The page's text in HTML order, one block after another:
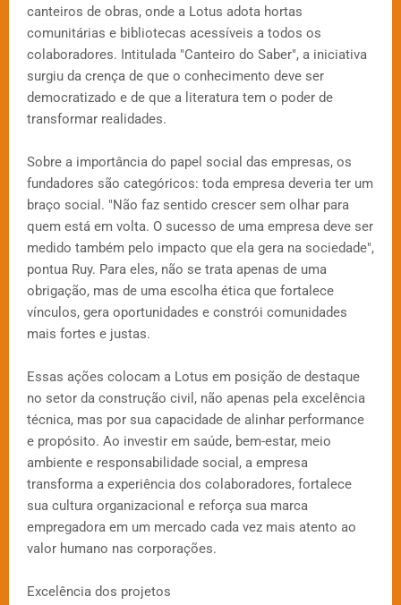
canteiros de obras, onde a Lotus adota hortas
comunitárias e bibliotecas acessíveis a todos os
colaboradores. Intitulada "Canteiro do Saber", a iniciativa
surgiu da crença de que o conhecimento deve ser
democratizado e de que a literatura tem o poder de
transformar realidades.
Sobre a importância do papel social das empresas, os
fundadores são categóricos: toda empresa deveria ter um
braço social. "Não faz sentido crescer sem olhar para
quem está em volta. O sucesso de uma empresa deve ser
medido também pelo impacto que ela gera na sociedade",
pontua Ruy. Para eles, não se trata apenas de uma
obrigação, mas de uma escolha ética que fortalece
vínculos, gera oportunidades e constrói comunidades
mais fortes e justas.
Essas ações colocam a Lotus em posição de destaque
no setor da construção civil, não apenas pela excelência
técnica, mas por sua capacidade de alinhar performance
e propósito. Ao investir em saúde, bem-estar, meio
ambiente e responsabilidade social, a empresa
transforma a experiência dos colaboradores, fortalece
sua cultura organizacional e reforça sua marca
empregadora em um mercado cada vez mais atento ao
valor humano nas corporações.
Excelência dos projetos